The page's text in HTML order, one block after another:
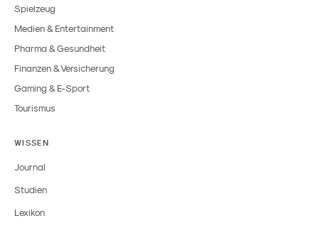
Spielzeug
Medien & Entertainment
Pharma & Gesundheit
Finanzen & Versicherung
Gaming & E-Sport
Tourismus
WISSEN
Journal
Studien
Lexikon